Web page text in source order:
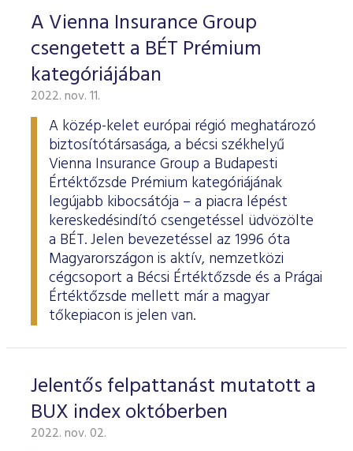
A Vienna Insurance Group
csengetett a BÉT Prémium
kategóriájában
2022. nov. 11.
A közép-kelet európai régió meghatározó
biztosítótársasága, a bécsi székhelyű
Vienna Insurance Group a Budapesti
Értéktőzsde Prémium kategóriájának
legújabb kibocsátója – a piacra lépést
kereskedésindító csengetéssel üdvözölte
a BÉT. Jelen bevezetéssel az 1996 óta
Magyarországon is aktív, nemzetközi
cégcsoport a Bécsi Értéktőzsde és a Prágai
Értéktőzsde mellett már a magyar
tőkepiacon is jelen van.
Jelentős felpattanást mutatott a
BUX index októberben
2022. nov. 02.